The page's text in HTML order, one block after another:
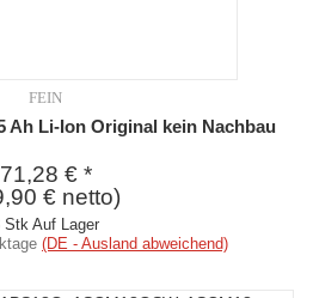
FEIN
Ah Li-Ion Original kein Nachbau
71,28 € *
€ netto)
Stk Auf Lager
(DE - Ausland abweichend)